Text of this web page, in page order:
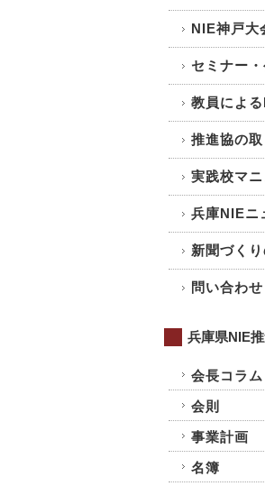
NIE神戸大
セミナー
教員によ
推進協の
実践校マ
兵庫NIEニ
新聞づく
問い合わせ
兵庫県NIE
会長コラム
会則
事業計画
名簿